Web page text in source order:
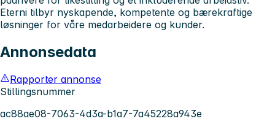
Eterni tilbyr nyskapende, kompetente og bærekraftige
løsninger for våre medarbeidere og kunder.
Annonsedata
Rapporter annonse
Stillingsnummer
ac88ae08-7063-4d3a-b1a7-7a45228a943e